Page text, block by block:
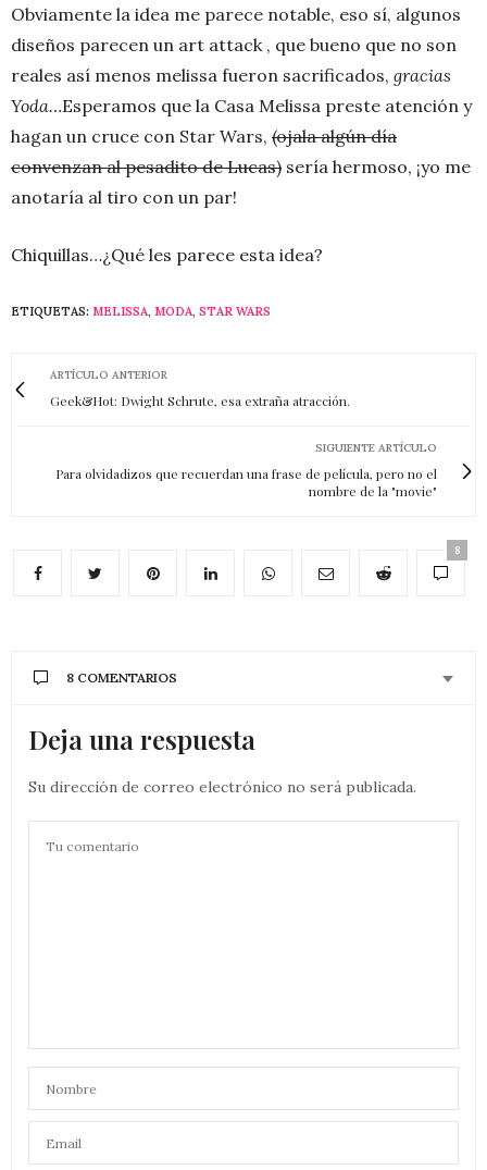
Obviamente la idea me parece notable, eso sí, algunos
diseños parecen un art attack , que bueno que no son
reales así menos melissa fueron sacrificados, gracias
Yoda…Esperamos que la Casa Melissa preste atención y
hagan un cruce con Star Wars, (ojala algún día
convenzan al pesadito de Lucas) sería hermoso, ¡yo me
anotaría al tiro con un par!
Chiquillas…¿Qué les parece esta idea?
ETIQUETAS: MELISSA, MODA, STAR WARS
ARTÍCULO ANTERIOR
Geek&Hot: Dwight Schrute, esa extraña atracción.
SIGUIENTE ARTÍCULO
Para olvidadizos que recuerdan una frase de película, pero no el
nombre de la "movie"
8
8 COMENTARIOS
Deja una respuesta
Su dirección de correo electrónico no será publicada.